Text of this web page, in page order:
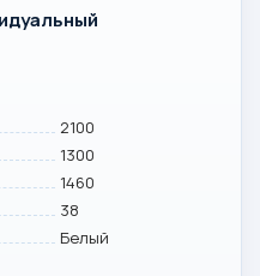
2100
1300
1460
38
Белый